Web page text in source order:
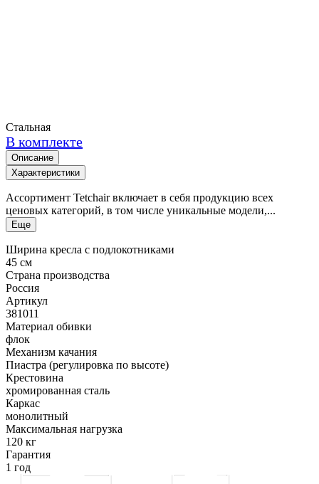
Стальная
В комплекте
Описание
Характеристики
Ассортимент Tetchair включает в себя продукцию всех
ценовых категорий, в том числе уникальные модели,...
Еще
Ширина кресла с подлокотниками
45 см
Страна производства
Россия
Артикул
381011
Материал обивки
флок
Механизм качания
Пиастра (регулировка по высоте)
Крестовина
хромированная сталь
Каркас
монолитный
Максимальная нагрузка
120 кг
Гарантия
1 год